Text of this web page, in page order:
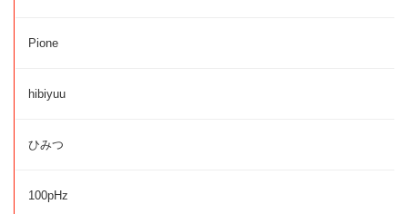
Pione
hibiyuu
ひみつ
100pHz